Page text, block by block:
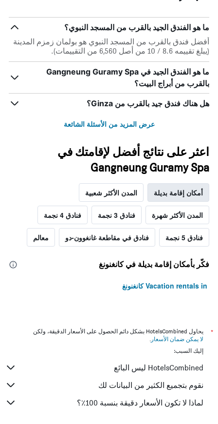
ما هو الفندق الجيد بالقرب من المسجد النبوي؟
أفضل فندق بالقرب من المسجد النبوي هو بولمان زمزم المدينة
(يبلغ تقييمه 8.6 / 10 من أصل 6,560 من التقييمات).
ما هو الفندق الجيد في Gangneung Guramy Spa
بالقرب من أبراج البيت؟
هل هناك فندق جيد بالقرب من Ginza؟
عرض المزيد من الأسئلة الشائعة
اعثر على نتائج أفضل لإقامتك في
Gangneung Guramy Spa
أمكان إقامة بديلة المدن الأكثر شعبية
المدن الأكثر شهرة فنادق 3 نجمة فنادق 4 نجمة
فنادق 5 نجمة فنادق في مقاطعة غانغوون-دو معالم
فكّر بأمكان إقامة بديلة في كانغنونغ
Vacation rentals in كانغنونغ
*
يحاول HotelsCombined بشكل دائم الحصول على الأسعار الدقيقة، ولكن
لا يمكن ضمان الأسعار .
إليك السبب:
HotelsCombined ليس البائع
نقوم بتجميع الكثير من البيانات لك
لماذا لا تكون الأسعار دقيقة بنسبة 100٪؟